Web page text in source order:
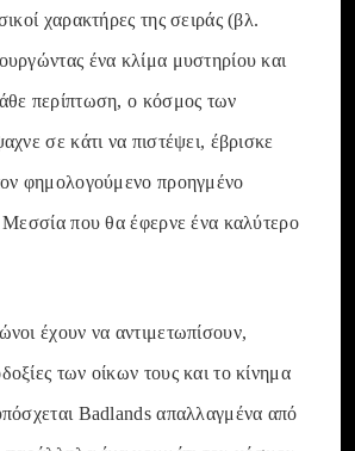
χαρακτήρες της σειράς (βλ.
ένα κλίμα μυστηρίου και
περίπτωση, ο κόσμος των
σε κάτι να πιστέψει, έβρισκε
φημολογούμενο προηγμένο
Μεσσία που θα έφερνε ένα καλύτερο
έχουν να αντιμετωπίσουν,
των οίκων τους και το κίνημα
Badlands απαλλαγμένα από